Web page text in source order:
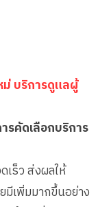
ม่ บริการดูแลผู้
รคัดเลือกบริการ
เร็ว ส่งผลให้
เพิ่มมากขึ้นอย่าง